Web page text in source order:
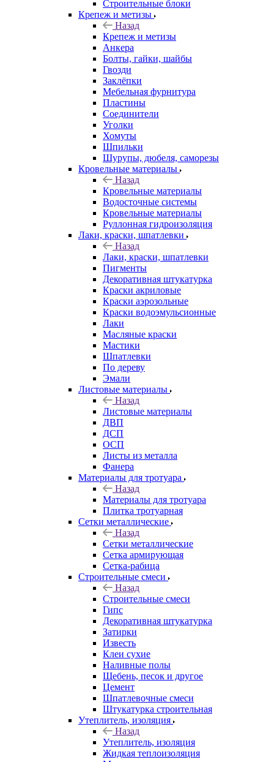
Строительные блоки
Крепеж и метизы
Назад
Крепеж и метизы
Анкера
Болты, гайки, шайбы
Гвозди
Заклёпки
Мебельная фурнитура
Пластины
Соединители
Уголки
Хомуты
Шпильки
Шурупы, дюбеля, саморезы
Кровельные материалы
Назад
Кровельные материалы
Водосточные системы
Кровельные материалы
Руллонная гидроизоляция
Лаки, краски, шпатлевки
Назад
Лаки, краски, шпатлевки
Пигменты
Декоративная штукатурка
Краски акриловые
Краски аэрозольные
Краски водоэмульсионные
Лаки
Масляные краски
Мастики
Шпатлевки
По дереву
Эмали
Листовые материалы
Назад
Листовые материалы
ДВП
ДСП
ОСП
Листы из металла
Фанера
Материалы для тротуара
Назад
Материалы для тротуара
Плитка тротуарная
Сетки металлические
Назад
Сетки металлические
Сетка армирующая
Сетка-рабица
Строительные смеси
Назад
Строительные смеси
Гипс
Декоративная штукатурка
Затирки
Известь
Клеи сухие
Наливные полы
Щебень, песок и другое
Цемент
Шпатлевочные смеси
Штукатурка строительная
Утеплитель, изоляция
Назад
Утеплитель, изоляция
Жидкая теплоизоляция